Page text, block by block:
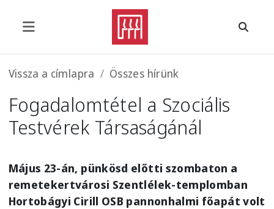
Morzsa
Vissza a címlapra Összes hírünk
Fogadalomtétel a Szociális
Testvérek Társaságánál
Május 23-án, pünkösd előtti szombaton a
remetekertvárosi Szentlélek-templomban
Hortobágyi Cirill OSB pannonhalmi főapát volt